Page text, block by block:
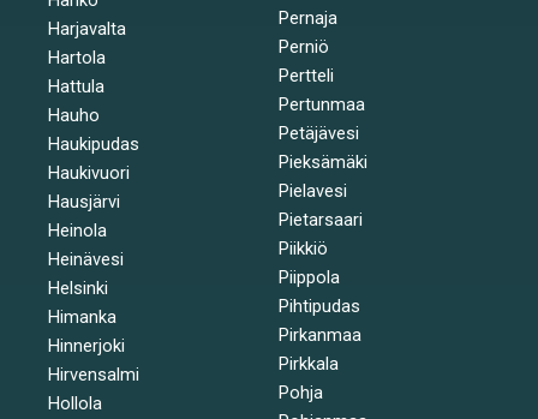
Harjavalta
Hartola
Hattula
Hauho
Haukipudas
Haukivuori
Hausjärvi
Heinola
Heinävesi
Helsinki
Himanka
Hinnerjoki
Hirvensalmi
Hollola
Pernaja
Perniö
Pertteli
Pertunmaa
Petäjävesi
Pieksämäki
Pielavesi
Pietarsaari
Piikkiö
Piippola
Pihtipudas
Pirkanmaa
Pirkkala
Pohja